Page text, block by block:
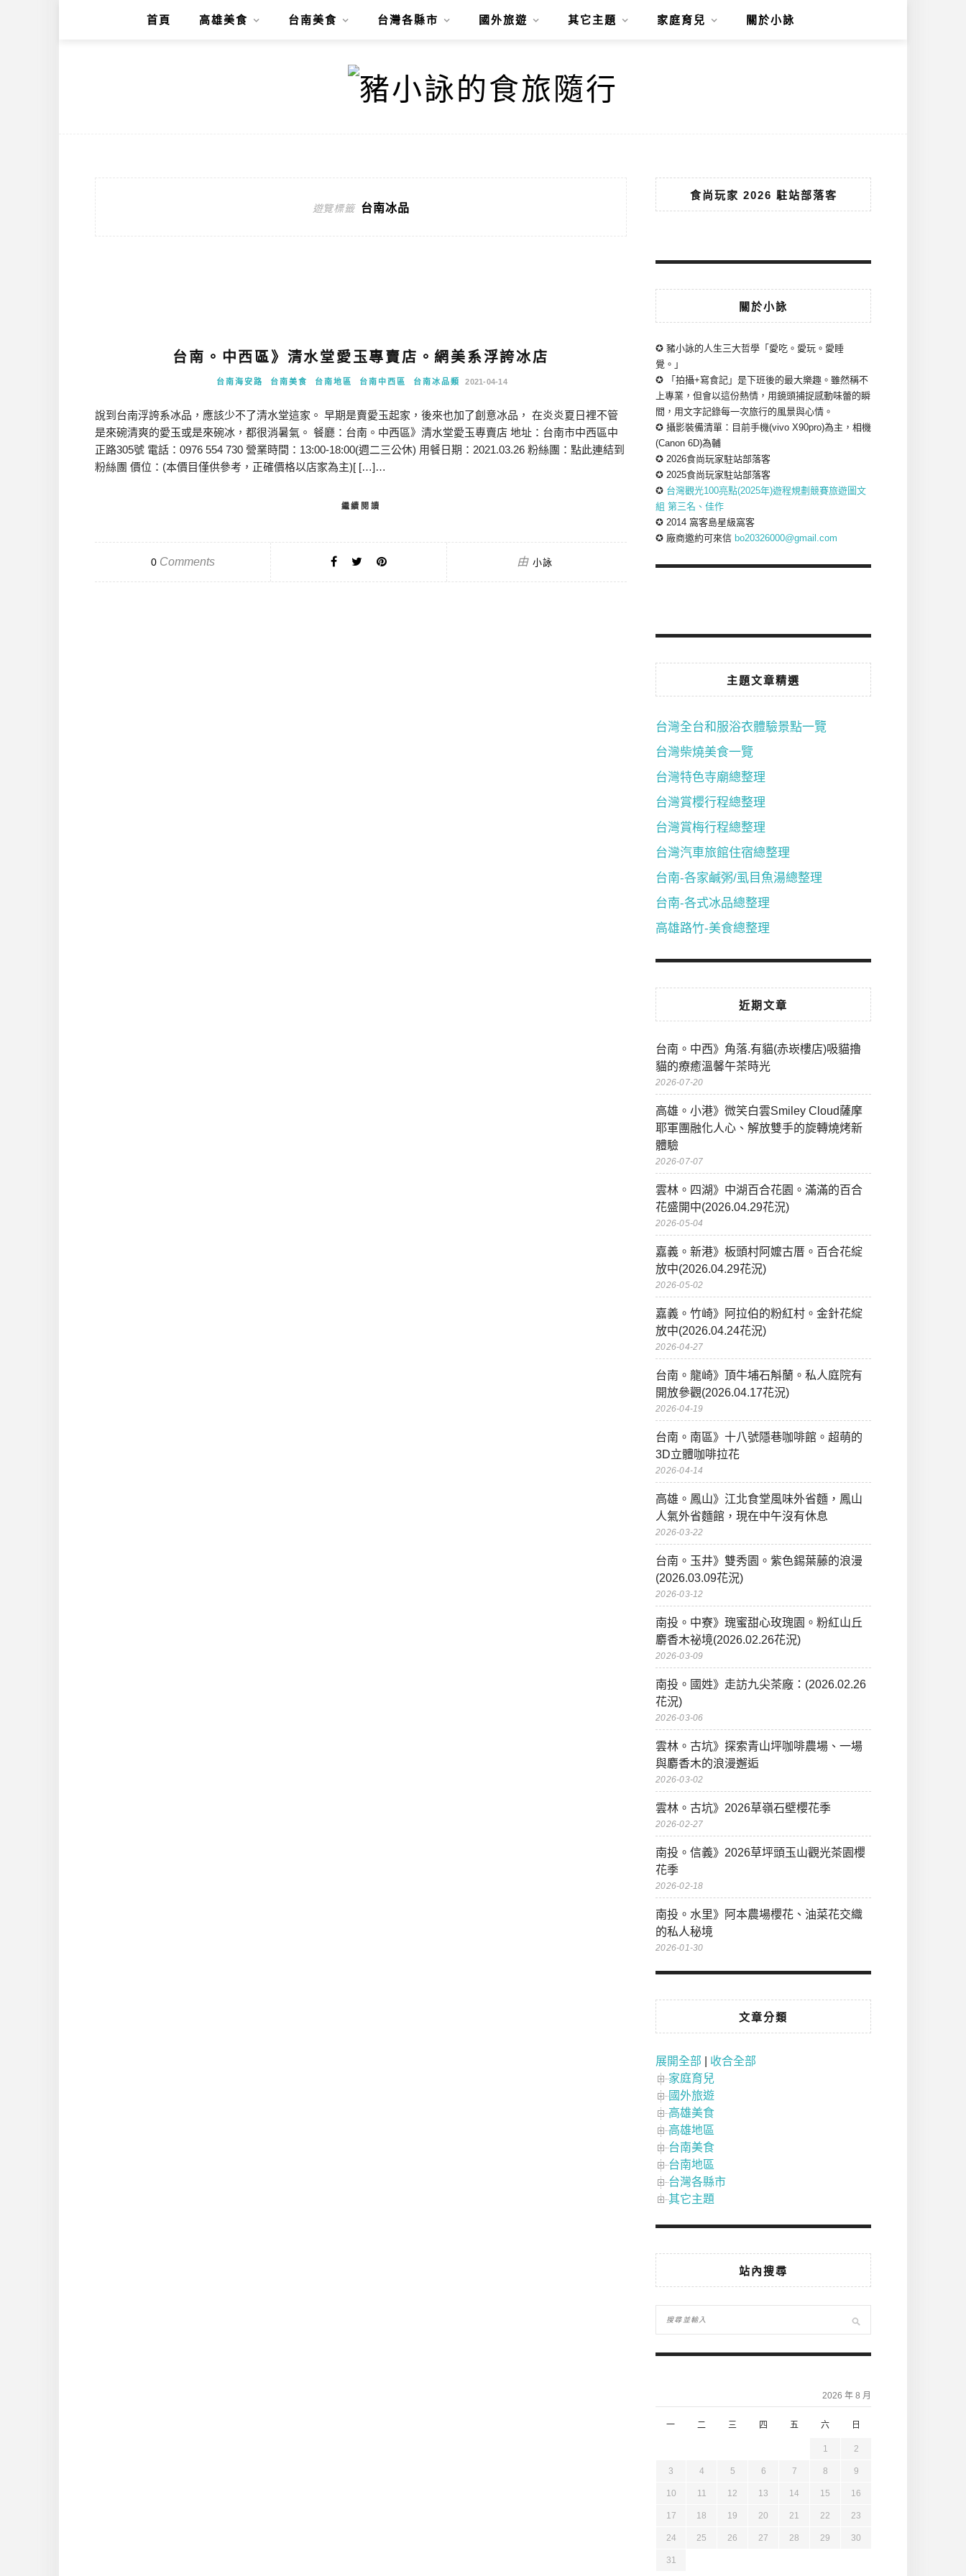
首頁 高雄美食 台南美食 台灣各縣市 國外旅遊 其它主題 家庭育兒 關於小詠
遊覽標籤 台南冰品
台南。中西區》清水堂愛玉專賣店。網美系浮誇冰店
台南海安路 台南美食 台南地區 台南中西區 台南冰品類 2021-04-14
說到台南浮誇系冰品，應該少不了清水堂這家。 早期是賣愛玉起家，後來也加了創意冰品， 在炎炎夏日裡不管
是來碗清爽的愛玉或是來碗冰，都很消暑氣。 餐廳：台南。中西區》清水堂愛玉專賣店 地址：台南市中西區中
正路305號 電話：0976 554 730 營業時間：13:00-18:00(週二三公休) 用餐日期：2021.03.26 粉絲團：點此連結到
粉絲團 價位：(本價目僅供參考，正確價格以店家為主)[ […]…
繼續閱讀
0Comments 由 小詠
食尚玩家 2026 駐站部落客
關於小詠
✪ 豬小詠的人生三大哲學「愛吃。愛玩。愛睡
覺。」
✪ 「拍攝+寫食記」是下班後的最大樂趣。雖然稱不
上專業，但會以這份熱情，用鏡頭捕捉感動味蕾的瞬
間，用文字記錄每一次旅行的風景與心情。
✪ 攝影裝備清單：目前手機(vivo X90pro)為主，相機
(Canon 6D)為輔
✪ 2026食尚玩家駐站部落客
✪ 2025食尚玩家駐站部落客
✪ 台灣觀光100亮點(2025年)遊程規劃競賽旅遊圖文
組 第三名、佳作
✪ 2014 窩客島星級窩客
✪ 廠商邀約可來信 bo20326000@gmail.com
主題文章精選
台灣全台和服浴衣體驗景點一覽
台灣柴燒美食一覽
台灣特色寺廟總整理
台灣賞櫻行程總整理
台灣賞梅行程總整理
台灣汽車旅館住宿總整理
台南-各家鹹粥/虱目魚湯總整理
台南-各式冰品總整理
高雄路竹-美食總整理
近期文章
台南。中西》角落.有貓(赤崁樓店)吸貓擼
貓的療癒溫馨午茶時光
2026-07-20
高雄。小港》微笑白雲Smiley Cloud薩摩
耶軍團融化人心、解放雙手的旋轉燒烤新
體驗
2026-07-07
雲林。四湖》中湖百合花園。滿滿的百合
花盛開中(2026.04.29花況)
2026-05-04
嘉義。新港》板頭村阿嬤古厝。百合花綻
放中(2026.04.29花況)
2026-05-02
嘉義。竹崎》阿拉伯的粉紅村。金針花綻
放中(2026.04.24花況)
2026-04-27
台南。龍崎》頂牛埔石斛蘭。私人庭院有
開放參觀(2026.04.17花況)
2026-04-19
台南。南區》十八號隱巷咖啡館。超萌的
3D立體咖啡拉花
2026-04-14
高雄。鳳山》江北食堂風味外省麵，鳳山
人氣外省麵館，現在中午沒有休息
2026-03-22
台南。玉井》雙秀園。紫色錫葉藤的浪漫
(2026.03.09花況)
2026-03-12
南投。中寮》瑰蜜甜心玫瑰園。粉紅山丘
麝香木祕境(2026.02.26花況)
2026-03-09
南投。國姓》走訪九尖茶廠：(2026.02.26
花況)
2026-03-06
雲林。古坑》探索青山坪咖啡農場、一場
與麝香木的浪漫邂逅
2026-03-02
雲林。古坑》2026草嶺石壁櫻花季
2026-02-27
南投。信義》2026草坪頭玉山觀光茶園櫻
花季
2026-02-18
南投。水里》阿本農場櫻花、油菜花交織
的私人秘境
2026-01-30
文章分類
展開全部
收合全部
家庭育兒
國外旅遊
高雄美食
高雄地區
台南美食
台南地區
台灣各縣市
其它主題
站內搜尋
2026 年 8 月
一 二 三 四 五 六 日
1 2
3 4 5 6 7 8 9
10 11 12 13 14 15 16
17 18 19 20 21 22 23
24 25 26 27 28 29 30
31